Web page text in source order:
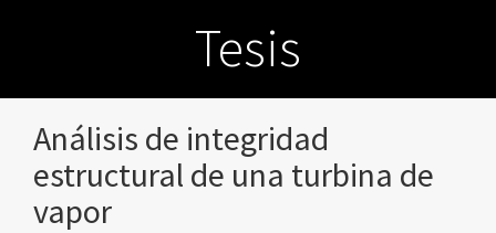
Tesis
Análisis de integridad
estructural de una turbina de
vapor